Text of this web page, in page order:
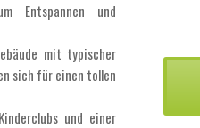
Entspannen und
mit typischer
sich für einen tollen
und einer